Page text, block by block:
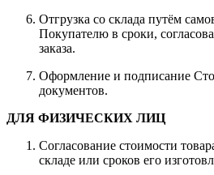
Отгрузка со склада путём
Покупателю в сроки,
заказа.
Оформление и подписание
документов.
ДЛЯ ФИЗИЧЕСКИХ ЛИЦ
Согласование стоимости
складе или сроков его